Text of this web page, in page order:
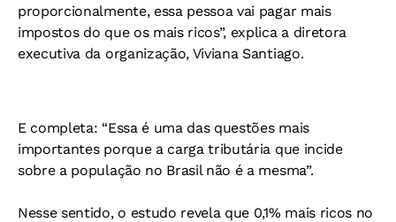
proporcionalmente, essa pessoa vai pagar mais
impostos do que os mais ricos”, explica a diretora
executiva da organização, Viviana Santiago.
E completa: “Essa é uma das questões mais
importantes porque a carga tributária que incide
sobre a população no Brasil não é a mesma”.
Nesse sentido, o estudo revela que 0,1% mais ricos no